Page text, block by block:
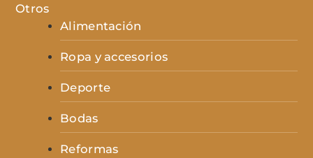
Otros
Alimentación
Ropa y accesorios
Deporte
Bodas
Reformas